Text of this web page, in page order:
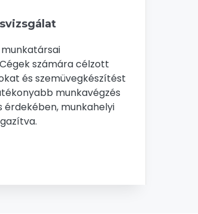
számára célzott
és szemüvegkészítést
munkavégzés
érdekében, munkahelyi